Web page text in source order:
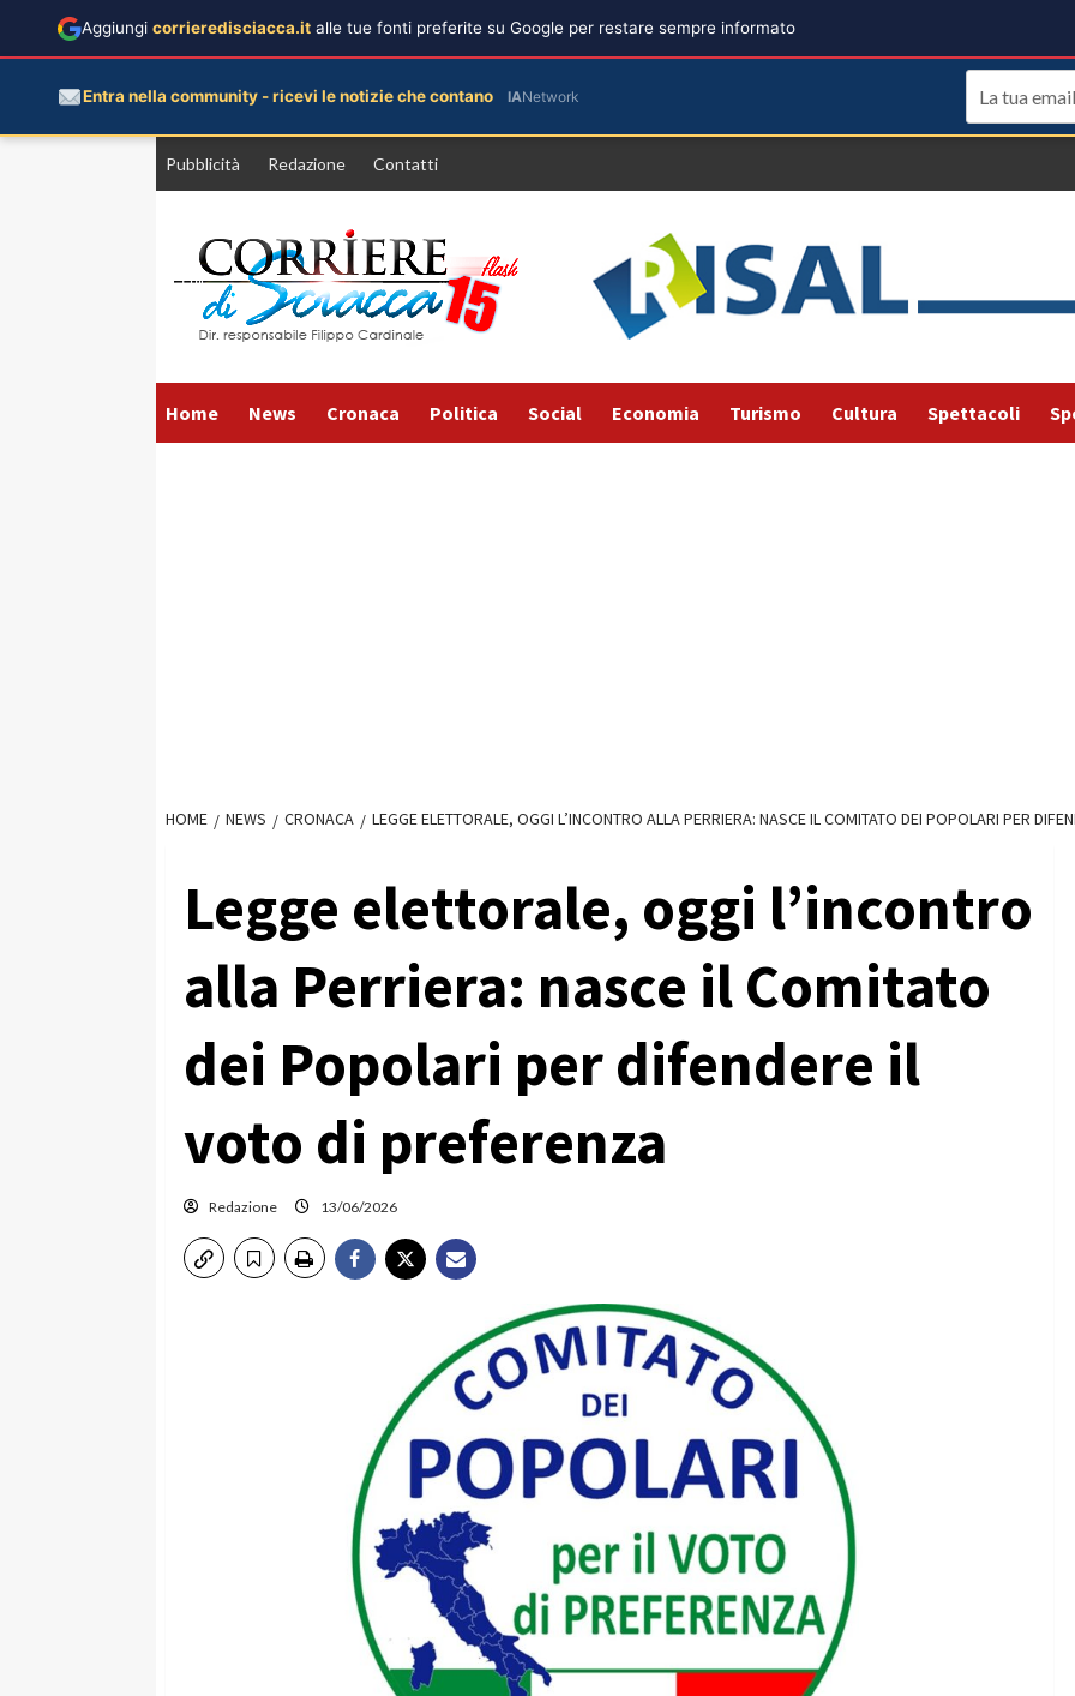
Pubblicità Redazione Contatti
Home News Cronaca Politica Social Economia Turismo Cultura Spettacoli
HOME NEWS CRONACA LEGGE ELETTORALE, OGGI L’INCONTRO ALLA PERRIERA: NASCE IL COMITATO DEI POPOLARI PER
Legge elettorale, oggi l’incontro
alla Perriera: nasce il Comitato
dei Popolari per difendere il
voto di preferenza
Redazione 13/06/2026
Aggiungi corrieredisciacca.it alle tue fonti preferite su Google per restare sempre informato
Entra nella community - ricevi le notizie che contano IANetwork